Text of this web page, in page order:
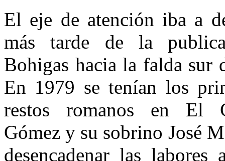
El eje de atención iba a
más tar­de de la
Bohigas hacia la falda sur
En 1979 se tenían los
restos romanos en El
Gómez y su sobrino José
desencadenar las labores